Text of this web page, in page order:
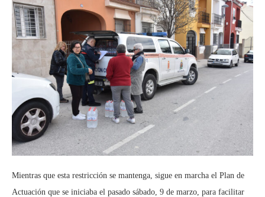
Mientras que esta restricción se mantenga, sigue en marcha el Plan de
Actuación que se iniciaba el pasado sábado, 9 de marzo, para facilitar